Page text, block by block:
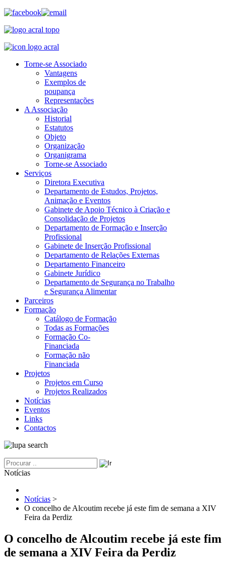
Torne-se Associado
Vantagens
Exemplos de
poupança
Representações
A Associação
Historial
Estatutos
Objeto
Organização
Organigrama
Torne-se Associado
Serviços
Diretora Executiva
Departamento de Estudos, Projetos,
Animação e Eventos
Gabinete de Apoio Técnico à Criação e
Consolidação de Projetos
Departamento de Formação e Inserção
Profissional
Gabinete de Inserção Profissional
Departamento de Relações Externas
Departamento Financeiro
Gabinete Jurídico
Departamento de Segurança no Trabalho
e Segurança Alimentar
Parceiros
Formação
Catálogo de Formação
Todas as Formações
Formação Co-
Financiada
Formação não
Financiada
Projetos
Projetos em Curso
Projetos Realizados
Notícias
Eventos
Links
Contactos
Notícias
Notícias >
O concelho de Alcoutim recebe já este fim de semana a XIV
Feira da Perdiz
O concelho de Alcoutim recebe já este fim
de semana a XIV Feira da Perdiz